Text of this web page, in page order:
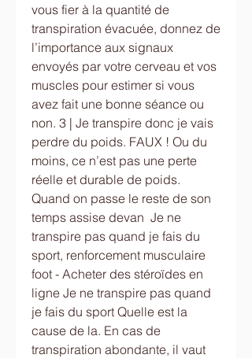
vous fier à la quantité de
transpiration évacuée, donnez de
l’importance aux signaux
envoyés par votre cerveau et vos
muscles pour estimer si vous
avez fait une bonne séance ou
non. 3 | Je transpire donc je vais
perdre du poids. FAUX ! Ou du
moins, ce n’est pas une perte
réelle et durable de poids.
Quand on passe le reste de son
temps assise devan  Je ne
transpire pas quand je fais du
sport, renforcement musculaire
foot - Acheter des stéroïdes en
ligne Je ne transpire pas quand
je fais du sport Quelle est la
cause de la. En cas de
transpiration abondante, il vaut